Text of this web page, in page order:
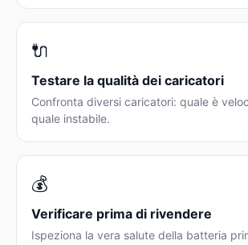
🔌
Testare la qualità dei caricatori
Confronta diversi caricatori: quale è
quale instabile.
💰
Verificare prima di rivendere
Ispeziona la vera salute della batteria